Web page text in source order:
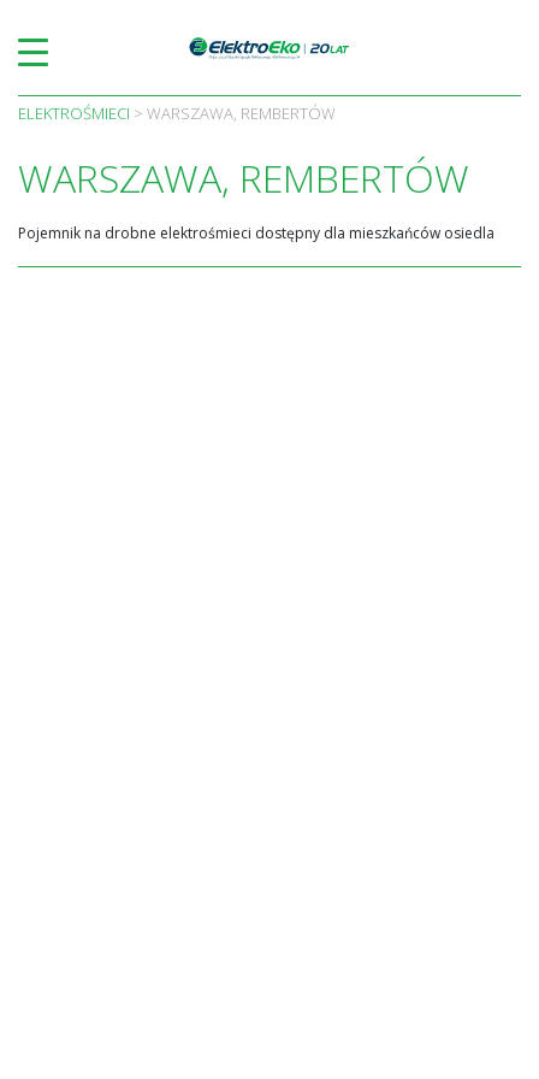
content
ELEKTROŚMIECI > WARSZAWA, REMBERTÓW
WARSZAWA, REMBERTÓW
Pojemnik na drobne elektrośmieci dostępny dla mieszkańców osiedla